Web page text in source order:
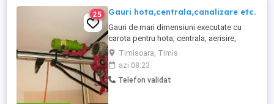
25 Gauri hota,centrala,canalizare etc.
Gauri de mari dimensiuni executate cu
carota pentru hota, centrala, aerisire,
scurgeri,traversari, etc., fara praf, pana la
250mm diametru si lungime de 1 metru.
Deplasare in Timis. Tel. .
Timisoara, Timis
azi 08:23
Telefon validat